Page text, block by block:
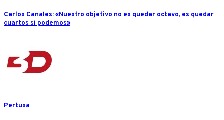
Carlos Canales: «Nuestro objetivo no es quedar octavo, es quedar
cuartos si podemos»
Pertusa